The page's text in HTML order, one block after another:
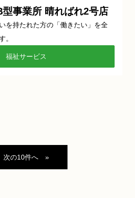
事業所 晴ればれ2号店
を持たれた方の「働きたい」を全
。
福祉サービス
»